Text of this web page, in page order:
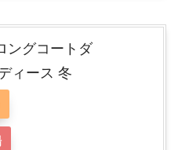
ングコートダ
ィース 冬